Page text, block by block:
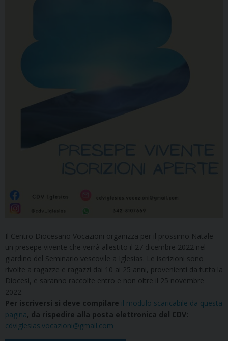
Il Centro Diocesano Vocazioni organizza per il prossimo Natale
un presepe vivente che verrà allestito il 27 dicembre 2022 nel
giardino del Seminario vescovile a Iglesias. Le iscrizioni sono
rivolte a ragazze e ragazzi dai 10 ai 25 anni, provenienti da tutta la
Diocesi, e saranno raccolte entro e non oltre il 25 novembre
2022.
Per iscriversi si deve compilare il modulo scaricabile da questa
pagina, da rispedire alla posta elettronica del CDV:
cdviglesias.vocazioni@gmail.com